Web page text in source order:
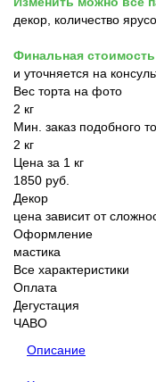
декор, количество
Финальная
и уточняется на
Вес торта на фото
2 кг
Мин. заказ подобного
2 кг
Цена за 1 кг
1850 руб.
Декор
цена зависит от
Оформление
мастика
Все характеристики
Оплата
Дегустация
ЧАВО
Описание